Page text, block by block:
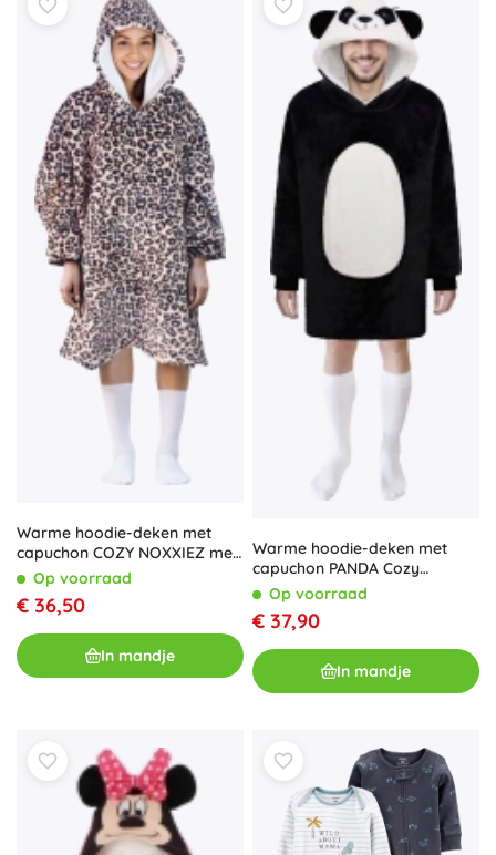
Warme hoodie-deken met
capuchon COZY NOXXIEZ met
luipaardprint
Op voorraad
€ 36,50
In mandje
Warme hoodie-deken met
capuchon PANDA Cozy
Noxxiez voor tieners en
volwassenen
Op voorraad
€ 37,90
In mandje